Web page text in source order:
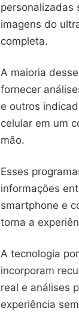
personalizadas
imagens do
completa.
A maioria
fornecer
e outros
celular em um
mão.
Esses
informações
smartphone e
torna a
A tecnologia
incorporam
real e análises
experiência